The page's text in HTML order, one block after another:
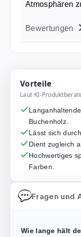
Atmosphären
Bewertungen
Vorteile
Laut KI-
Buchenholz.
Lässt sich
Dient zugleich
Hochwertiges
Farben.
Fragen und
Wie lange hält